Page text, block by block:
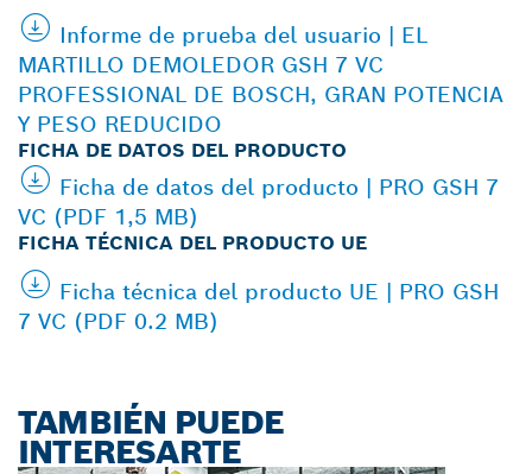
Informe de prueba del usuario | EL
MARTILLO DEMOLEDOR GSH 7 VC
PROFESSIONAL DE BOSCH, GRAN POTENCIA
Y PESO REDUCIDO
FICHA DE DATOS DEL PRODUCTO
Ficha de datos del producto | PRO GSH 7
VC (PDF 1,5 MB)
FICHA TÉCNICA DEL PRODUCTO UE
Ficha técnica del producto UE | PRO GSH
7 VC (PDF 0.2 MB)
TAMBIÉN PUEDE
INTERESARTE